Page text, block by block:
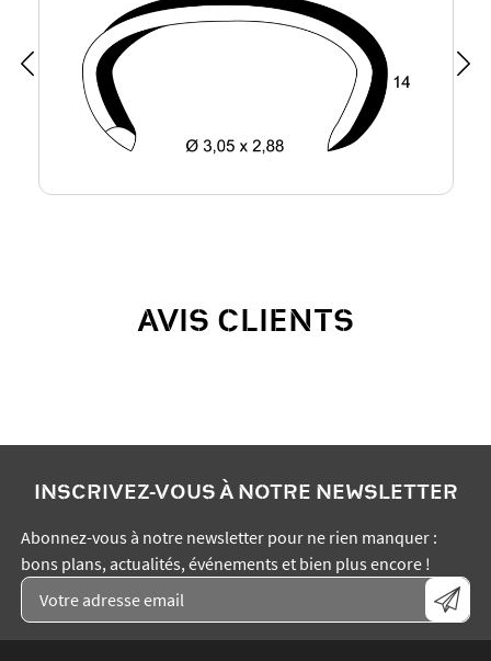
AVIS CLIENTS
INSCRIVEZ-VOUS À NOTRE NEWSLETTER
Abonnez-vous à notre newsletter pour ne rien manquer :
bons plans, actualités, événements et bien plus encore !